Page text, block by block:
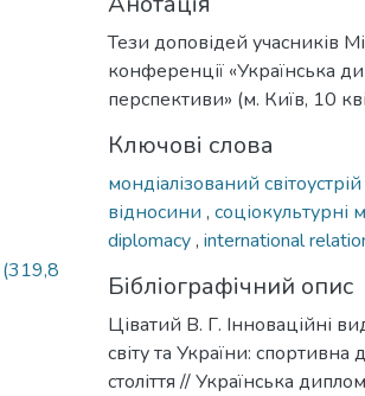
(319,8
Тези доповідей учасників
конференції «Українська
перспективи» (м. Київ, 10
Ключові слова
мондіалізований світоустрій
відносини , соціокультурні
diplomacy, international
Бібліографічний опис
Ціватий В. Г. Інноваційні
світу та України: спортивна
століття // Українська